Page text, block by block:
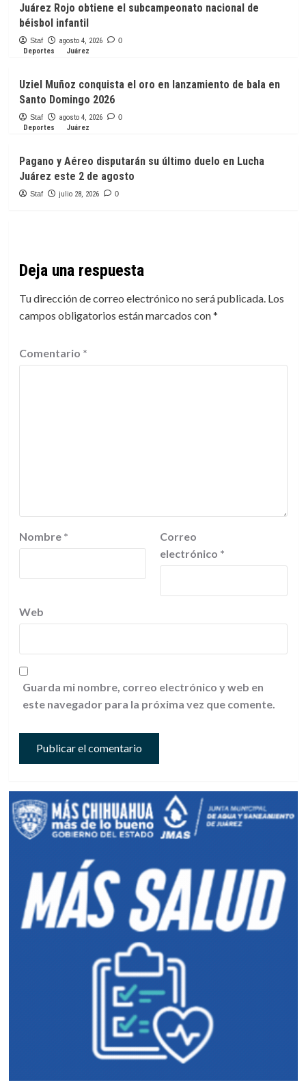
Juárez Rojo obtiene el subcampeonato nacional de
béisbol infantil
Staf agosto 4, 2026 0
Deportes Juárez
Uziel Muñoz conquista el oro en lanzamiento de bala en
Santo Domingo 2026
Staf agosto 4, 2026 0
Deportes Juárez
Pagano y Aéreo disputarán su último duelo en Lucha
Juárez este 2 de agosto
Staf julio 28, 2026 0
Deja una respuesta
Tu dirección de correo electrónico no será publicada. Los
campos obligatorios están marcados con*
Comentario *
Nombre *
Correo
electrónico *
Web
Guarda mi nombre, correo electrónico y web en
este navegador para la próxima vez que comente.